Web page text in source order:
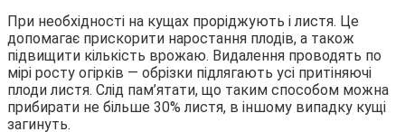
При необхідності на кущах проріджують і листя. Це
допомагає прискорити наростання плодів, а також
підвищити кількість врожаю. Видалення проводять по
мірі росту огірків — обрізки підлягають усі притіняючі
плоди листя. Слід пам’ятати, що таким способом можна
прибирати не більше 30% листя, в іншому випадку кущі
загинуть.